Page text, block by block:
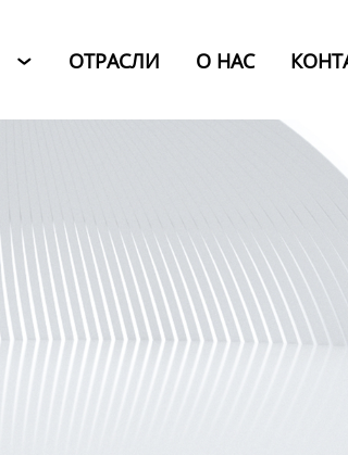
 ОТРАСЛИ O HAC